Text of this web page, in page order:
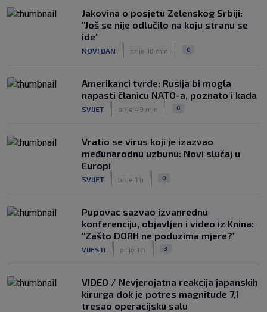
Jakovina o posjetu Zelenskog Srbiji:
"Još se nije odlučilo na koju stranu se
ide"
NOVI DAN prije 16 min 0
Amerikanci tvrde: Rusija bi mogla
napasti članicu NATO-a, poznato i kada
SVIJET prije 49 min 0
Vratio se virus koji je izazvao
međunarodnu uzbunu: Novi slučaj u
Europi
SVIJET prije 1 h 0
Pupovac sazvao izvanrednu
konferenciju, objavljen i video iz Knina:
"Zašto DORH ne poduzima mjere?"
VIJESTI prije 1 h 3
VIDEO / Nevjerojatna reakcija japanskih
kirurga dok je potres magnitude 7,1
tresao operacijsku salu